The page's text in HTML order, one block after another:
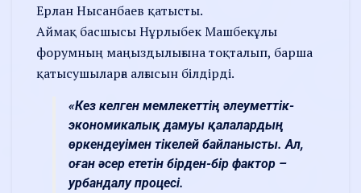
Ерлан Нысанбаев қатысты.
Аймақ басшысы Нұрлыбек Машбекұлы
форумның маңыздылығына тоқталып, барша
қатысушыларға алғысын білдірді.
«Кез келген мемлекеттің әлеуметтік-
экономикалық дамуы қалалардың
өркендеуімен тікелей байланысты. Ал,
оған әсер ететін бірден-бір фактор –
урбандалу процесі.